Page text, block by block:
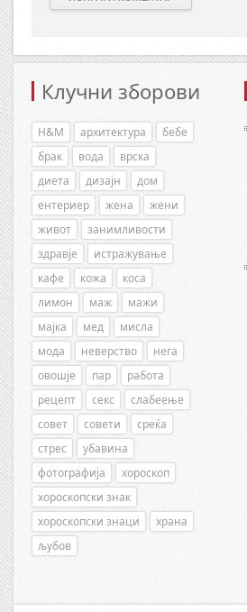
Клучни зборови
H&M архитектура
бебе
брак
вода
врска
диета
дизајн
дом
ентериер
жена
жени
живот
занимливости
здравје
истражување
кафе
кожа
коса
лимон
маж
мажи
мајка
мед
мисла
мода
неверство
нега
овошје
пар
работа
рецепт
секс
слабеење
совет
совети
среќа
стрес
убавина
фотографија
хороскоп
хороскопски знак
хороскопски знаци
храна
љубов